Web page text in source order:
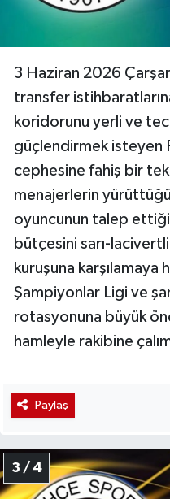
3 Haziran 2026
transfer
koridorunu yerli ve
güçlendirmek isteyen
cephesine fahiş bir
menajerlerin
oyuncunun talep ettiği
bütçesini sarı-
kuruşuna karşılamaya
Şampiyonlar Ligi ve
rotasyonuna büyük
hamleyle rakibine
Paylaş
3 / 4